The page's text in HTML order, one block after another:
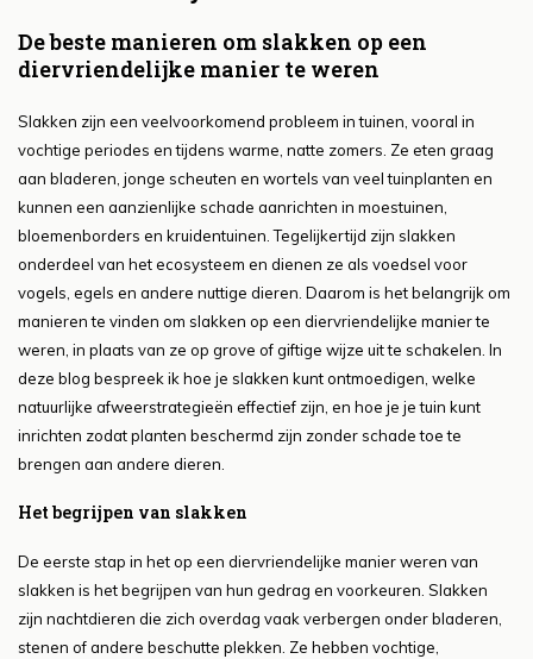
De beste manieren om slakken op een
diervriendelijke manier te weren
Slakken zijn een veelvoorkomend probleem in tuinen, vooral in
vochtige periodes en tijdens warme, natte zomers. Ze eten graag
aan bladeren, jonge scheuten en wortels van veel tuinplanten en
kunnen een aanzienlijke schade aanrichten in moestuinen,
bloemenborders en kruidentuinen. Tegelijkertijd zijn slakken
onderdeel van het ecosysteem en dienen ze als voedsel voor
vogels, egels en andere nuttige dieren. Daarom is het belangrijk om
manieren te vinden om slakken op een diervriendelijke manier te
weren, in plaats van ze op grove of giftige wijze uit te schakelen. In
deze blog bespreek ik hoe je slakken kunt ontmoedigen, welke
natuurlijke afweerstrategieën effectief zijn, en hoe je je tuin kunt
inrichten zodat planten beschermd zijn zonder schade toe te
brengen aan andere dieren.
Het begrijpen van slakken
De eerste stap in het op een diervriendelijke manier weren van
slakken is het begrijpen van hun gedrag en voorkeuren. Slakken
zijn nachtdieren die zich overdag vaak verbergen onder bladeren,
stenen of andere beschutte plekken. Ze hebben vochtige,